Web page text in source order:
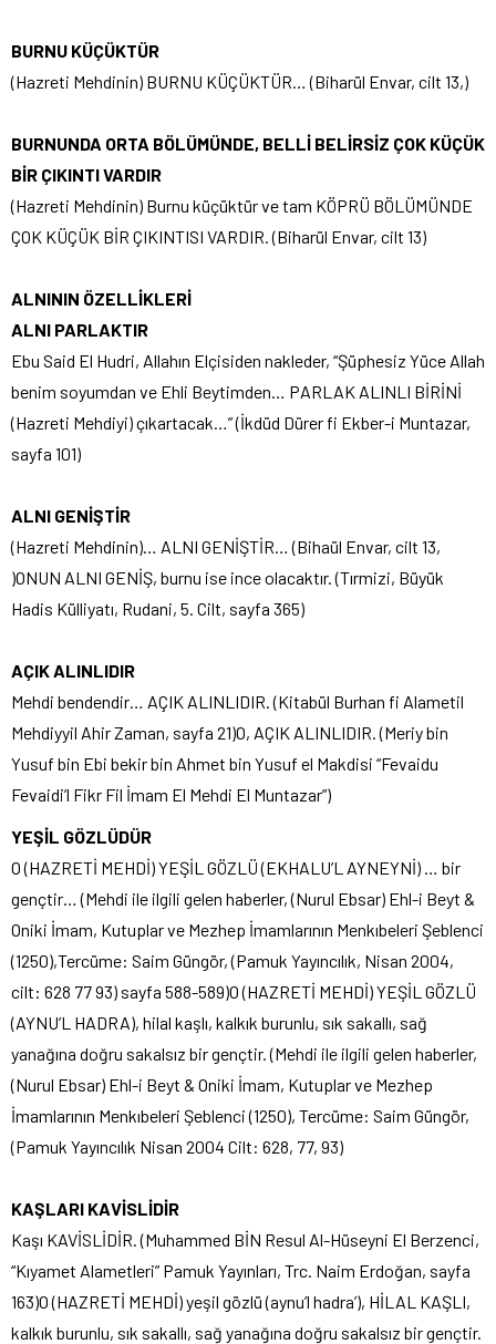
BURNU KÜÇÜKTÜR
(Hazreti Mehdinin) BURNU KÜÇÜKTÜR… (Biharül Envar, cilt 13,)
BURNUNDA ORTA BÖLÜMÜNDE, BELLİ BELİRSİZ ÇOK KÜÇÜK
BİR ÇIKINTI VARDIR
(Hazreti Mehdinin) Burnu küçüktür ve tam KÖPRÜ BÖLÜMÜNDE
ÇOK KÜÇÜK BİR ÇIKINTISI VARDIR. (Biharül Envar, cilt 13)
ALNININ ÖZELLİKLERİ
ALNI PARLAKTIR
Ebu Said El Hudri, Allahın Elçisiden nakleder, “Şüphesiz Yüce Allah
benim soyumdan ve Ehli Beytimden… PARLAK ALINLI BİRİNİ
(Hazreti Mehdiyi) çıkartacak…” (İkdüd Dürer fi Ekber-i Muntazar,
sayfa 101)
ALNI GENİŞTİR
(Hazreti Mehdinin)… ALNI GENİŞTİR… (Bihaül Envar, cilt 13,
)ONUN ALNI GENİŞ, burnu ise ince olacaktır. (Tırmizi, Büyük
Hadis Külliyatı, Rudani, 5. Cilt, sayfa 365)
AÇIK ALINLIDIR
Mehdi bendendir… AÇIK ALINLIDIR. (Kitabül Burhan fi Alametil
Mehdiyyil Ahir Zaman, sayfa 21)O, AÇIK ALINLIDIR. (Meriy bin
Yusuf bin Ebi bekir bin Ahmet bin Yusuf el Makdisi “Fevaidu
Fevaidi’l Fikr Fil İmam El Mehdi El Muntazar”)
YEŞİL GÖZLÜDÜR
O (HAZRETİ MEHDİ) YEŞİL GÖZLÜ (EKHALU’L AYNEYNİ) … bir
gençtir… (Mehdi ile ilgili gelen haberler, (Nurul Ebsar) Ehl-i Beyt &
Oniki İmam, Kutuplar ve Mezhep İmamlarının Menkıbeleri Şeblenci
(1250),Tercüme: Saim Güngör, (Pamuk Yayıncılık, Nisan 2004,
cilt: 628 77 93) sayfa 588-589)O (HAZRETİ MEHDİ) YEŞİL GÖZLÜ
(AYNU’L HADRA), hilal kaşlı, kalkık burunlu, sık sakallı, sağ
yanağına doğru sakalsız bir gençtir. (Mehdi ile ilgili gelen haberler,
(Nurul Ebsar) Ehl-i Beyt & Oniki İmam, Kutuplar ve Mezhep
İmamlarının Menkıbeleri Şeblenci (1250), Tercüme: Saim Güngör,
(Pamuk Yayıncılık Nisan 2004 Cilt: 628, 77, 93)
KAŞLARI KAVİSLİDİR
Kaşı KAVİSLİDİR. (Muhammed BİN Resul Al-Hüseyni El Berzenci,
“Kıyamet Alametleri” Pamuk Yayınları, Trc. Naim Erdoğan, sayfa
163)O (HAZRETİ MEHDİ) yeşil gözlü (aynu’l hadra’), HİLAL KAŞLI,
kalkık burunlu, sık sakallı, sağ yanağına doğru sakalsız bir gençtir.